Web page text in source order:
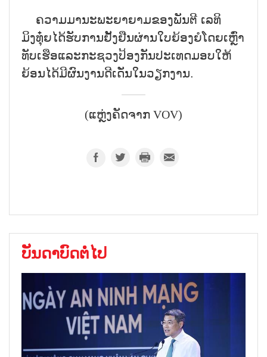
ຄວາມມານະພະຍາຍາມຂອງພັນຕີ ເລທິ
ມິງທຸ໋ຍໄດ້ຮັບການຢັ້ງຢືນຜ່ານໃບຍ້ອງຍໍໂດຍເຫຼົ່າ
ທັບເຮືອແລະກະຊວງປ້ອງກັນປະເທດມອບໃຫ້
ຍ້ອນໄດ້ມີຜົນງານດີເດັ່ນໃນວຽກງານ.
(ແຫຼ່ງຄັດຈາກ VOV)
ບັນດາບົດຕໍ່ໄປ